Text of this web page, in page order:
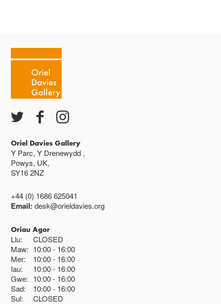
Caffi yn cau am 3
Ac eithrio digwyddiadau arbennig
Gwyliau banc ar gau
Oriel Davies Gallery
Y Parc, Y Drenewydd ,
Powys, UK,
SY16 2NZ
+44 (0) 1686 625041
Email:desk@orieldavies.org
Oriau Agor
Llu:
CLOSED
Maw: 10:00 16:00
Mer:
10:00 16:00
Iau:
10:00 16:00
Gwe: 10:00 16:00
Sad:
10:00 16:00
Sul:
CLOSED